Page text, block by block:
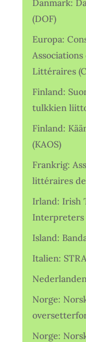
Danmark:
(DOF)
Europa:
Littéraires
Finland:
tulkkien
Finland:
(KAOS)
Frankrig:
littéraires
Irland: Irish
Interpreters
Island:
Italien:
Norge:
Norge: